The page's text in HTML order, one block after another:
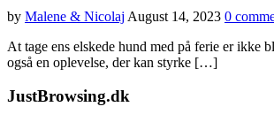
by Malene & Nicolaj August 14, 2023 0
At tage ens elskede hund med på ferie er ikke
også en oplevelse, der kan styrke […]
JustBrowsing.dk